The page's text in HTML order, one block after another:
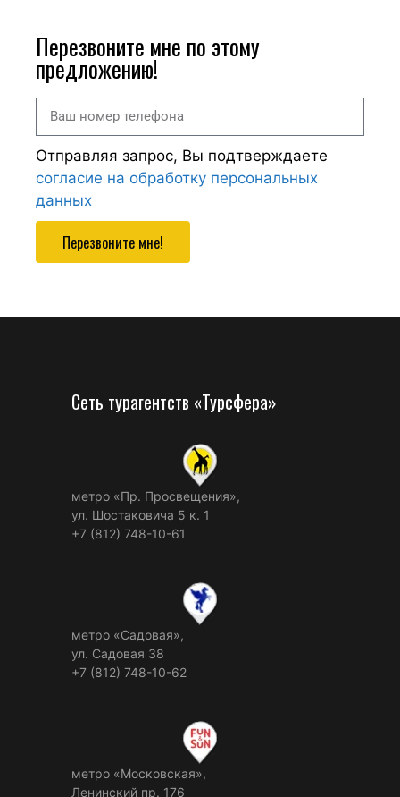
Перезвоните мне по этому
предложению!
Отправляя запрос, Вы подтверждаете
согласие на обработку персональных
данных
Перезвоните мне!
Сеть турагентств «Турсфера»
метро «Пр. Просвещения»,
ул. Шостаковича 5 к. 1
+7 (812) 748-10-61
метро «Садовая»,
ул. Садовая 38
+7 (812) 748-10-62
метро «Московская»,
Ленинский пр. 176